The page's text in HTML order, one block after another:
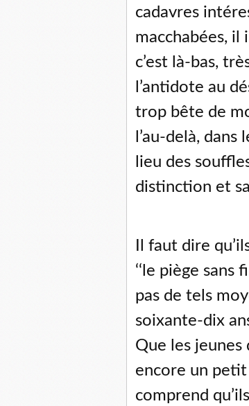
cadavres
macchabées, il
c’est là-bas,
l’antidote au
trop bête de
l’au-delà,
lieu des
distinction et
Il faut dire
‘‘le piège sans
pas de tels
soixante-dix
Que les jeunes
encore un petit
comprend